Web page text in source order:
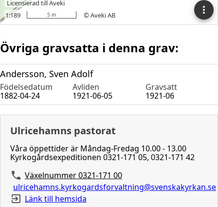
Övriga gravsatta i denna grav:
Andersson, Sven Adolf
Födelsedatum Avliden
Gravsatt
1882-04-24
1921-06-05 1921-06
Ulricehamns pastorat
Våra öppettider är Måndag-Fredag 10.00 - 13.00
Kyrkogårdsexpeditionen 0321-171 05, 0321-171 42
Växelnummer 0321-171 00
ulricehamns.kyrkogardsforvaltning@svenskakyrkan.se
Länk till hemsida